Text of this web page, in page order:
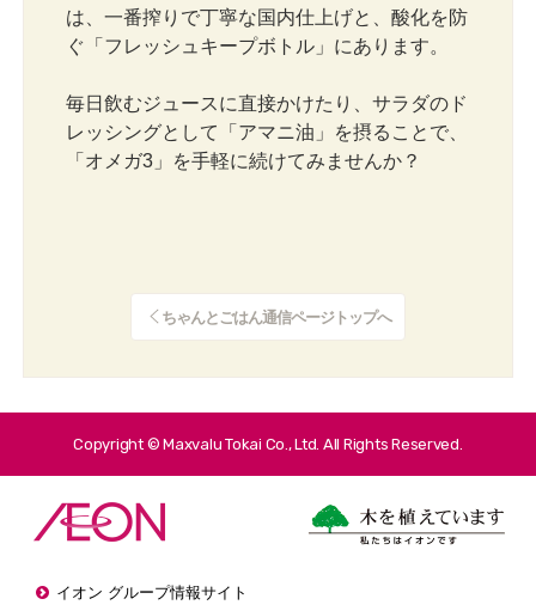
は、一番搾りで丁寧な国内仕上げと、酸化を防
ぐ「フレッシュキープボトル」にあります。
毎日飲むジュースに直接かけたり、サラダのド
レッシングとして「アマニ油」を摂ることで、
「オメガ3」を手軽に続けてみませんか？
ちゃんとごはん通信ページトップへ
Copyright © Maxvalu Tokai Co., Ltd. All Rights Reserved.
イオン グループ情報サイト